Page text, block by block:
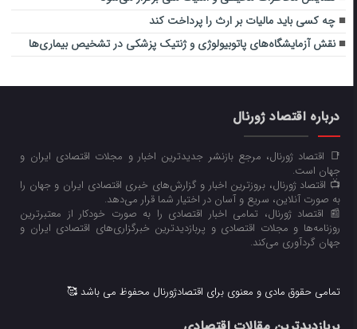
چه کسی باید مالیات بر ارث را پرداخت کند
نقش آزمایشگاه‌های پاتوبیولوژی و ژنتیک پزشکی در تشخیص بیماری‌ها
درباره اقتصاد ژورنال
📑 اقتصاد ژورنال، مرجع بازنشر جدیدترین اخبار و مجلات اقتصادی ایران و
جهان است.
📺 اقتصاد ژورنال، بروزترین اخبار و گزارش‌های خبری اقتصادی ایران و جهان را
به صورت آنلاین، سریع و آسان در اختیار شما قرار می‌‌دهد.
📰 اقتصاد ژورنال، تمامی اخبار اقتصادی را به صورت خودکار از معتبرترین
روزنامه‌ها و مجلات اقتصادی و پربازدیدترین خبرگزاری‌های اقتصادی ایران و
جهان گردآوری می‌کند.
تمامی حقوق مادی و معنوی برای اقتصادژورنال محفوظ می باشد 🥰